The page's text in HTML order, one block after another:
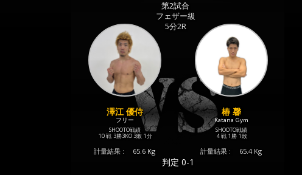
第2試合
フェザー級
5分2R
澤江 優侍
フリー
SHOOTO戦績
10 戦 3勝3KO 3敗 1分
計量結果 : 65.6 Kg
椿 馨
Katana Gym
SHOOTO戦績
4 戦 1勝 1敗
計量結果 : 65.4 Kg
判定 0-1